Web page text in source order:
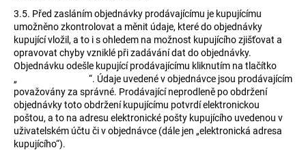
3.5. Před zasláním objednávky prodávajícímu je kupujícímu
umožněno zkontrolovat a měnit údaje, které do objednávky
kupující vložil, a to i s ohledem na možnost kupujícího zjišťovat a
opravovat chyby vzniklé při zadávání dat do objednávky.
Objednávku odešle kupující prodávajícímu kliknutím na tlačítko
„ “. Údaje uvedené v objednávce jsou prodávajícím
považovány za správné. Prodávající neprodleně po obdržení
objednávky toto obdržení kupujícímu potvrdí elektronickou
poštou, a to na adresu elektronické pošty kupujícího uvedenou v
uživatelském účtu či v objednávce (dále jen „elektronická adresa
kupujícího“).